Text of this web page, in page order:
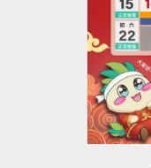
-洽詢專線：03-
-
https://
-FB : 桃園市蘆竹
-IG : @luzhusports